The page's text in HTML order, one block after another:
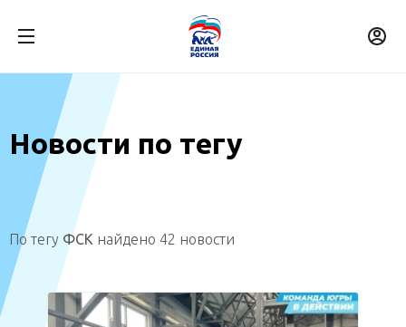
Новости по тегу
По тегу ФСК найдено 42 новости